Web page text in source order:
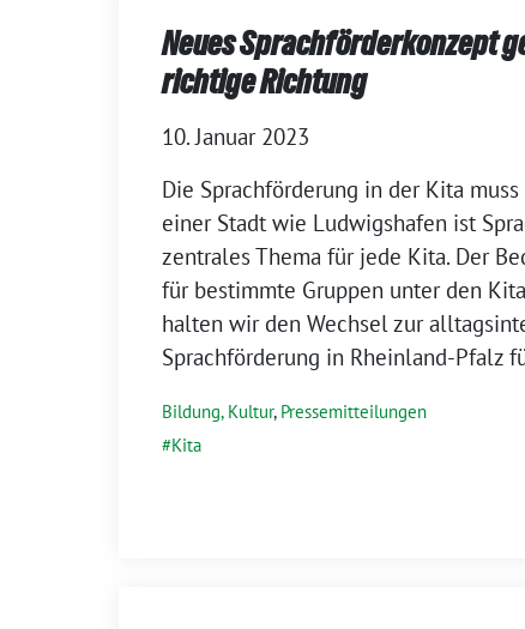
Neues Sprachförderkonzept
richtige Richtung
10. Januar 2023
Die Sprachförderung in der Kita
einer Stadt wie Ludwigshafen ist
zentrales Thema für jede Kita. Der
für bestimmte Gruppen unter den
halten wir den Wechsel zur
Sprachförderung in Rheinland-Pfalz
Bildung, Kultur, Pressemitteilungen
Kita